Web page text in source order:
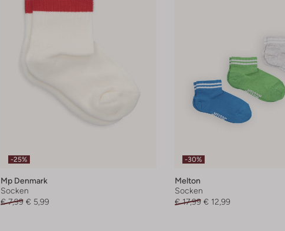
-25%
Mp Denmark
Socken
€ 7,99 € 5,99
-30%
Melton
Socken
€ 17,99 € 12,99